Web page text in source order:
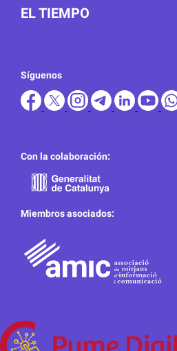
EL TIEMPO
Síguenos
Con la colaboración:
Miembros asociados: